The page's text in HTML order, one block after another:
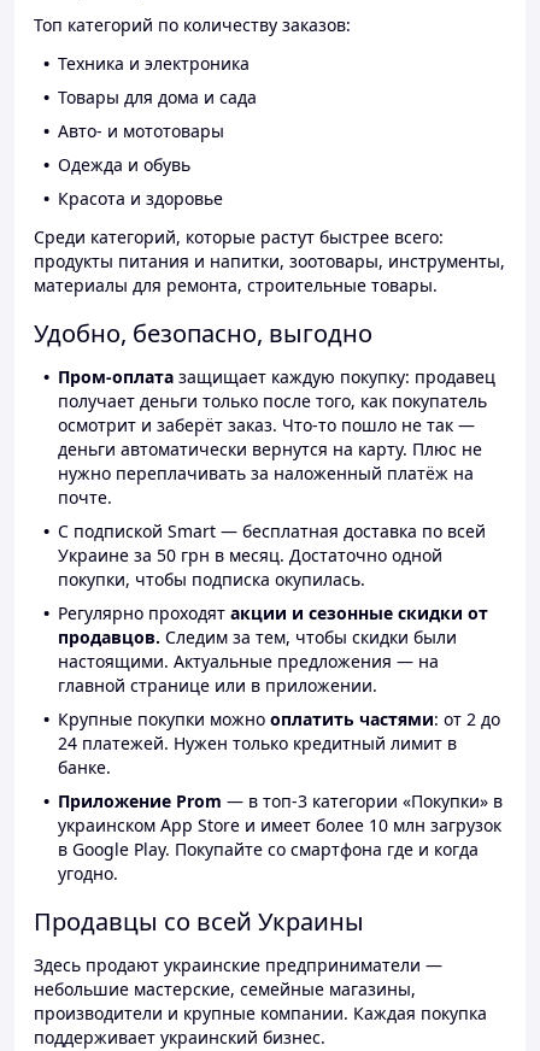
Топ категорий по количеству заказов:
Техника и электроника
Товары для дома и сада
Авто- и мототовары
Одежда и обувь
Красота и здоровье
Среди категорий, которые растут быстрее всего:
продукты питания и напитки, зоотовары, инструменты,
материалы для ремонта, строительные товары.
Удобно, безопасно, выгодно
Пром-оплата защищает каждую покупку: продавец
получает деньги только после того, как покупатель
осмотрит и заберёт заказ. Что-то пошло не так —
деньги автоматически вернутся на карту. Плюс не
нужно переплачивать за наложенный платёж на
почте.
С подпиской Smart — бесплатная доставка по всей
Украине за 50 грн в месяц. Достаточно одной
покупки, чтобы подписка окупилась.
Регулярно проходят акции и сезонные скидки от
продавцов. Следим за тем, чтобы скидки были
настоящими. Актуальные предложения — на
главной странице или в приложении.
Крупные покупки можно оплатить частями: от 2 до
24 платежей. Нужен только кредитный лимит в
банке.
Приложение Prom — в топ-3 категории «Покупки» в
украинском App Store и имеет более 10 млн загрузок
в Google Play. Покупайте со смартфона где и когда
угодно.
Продавцы со всей Украины
Здесь продают украинские предприниматели —
небольшие мастерские, семейные магазины,
производители и крупные компании. Каждая покупка
поддерживает украинский бизнес.